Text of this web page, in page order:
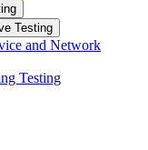
Testing
and Network
Testing